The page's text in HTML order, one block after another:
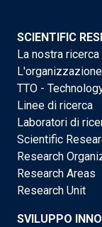
SCIENTIFIC
La nostra ricerca
TTO -
Linee di ricerca
Laboratori di
Scientific
Research
Research Areas
Research Unit
SVILUPPO